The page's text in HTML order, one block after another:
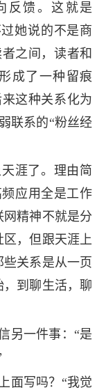
反馈。这就是
她说的不是商
之间，读者和
成了一种留痕
这种关系化为
联系的“粉丝经
涯了。理由简
应用全是工作
精神不就是分
，但跟天涯上
关系是从一页
，到聊生活，聊
一件事：“是
面写吗？“我觉